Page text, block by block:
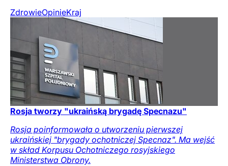
ZdrowieOpinieKraj
Rosja tworzy "ukraińską brygadę Specnazu"
Rosja poinformowała o utworzeniu pierwszej
ukraińskiej "brygady ochotniczej Specnaz". Ma wejść
w skład Korpusu Ochotniczego rosyjskiego
Ministerstwa Obrony.